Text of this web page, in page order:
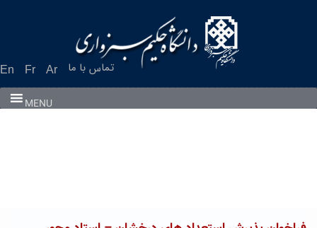
En Fr Ar تماس با ما
MENU